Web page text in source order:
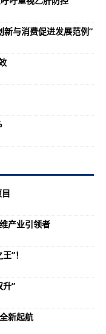
新与消费促进发展范例”
产业引领者
”！
升”
新起航